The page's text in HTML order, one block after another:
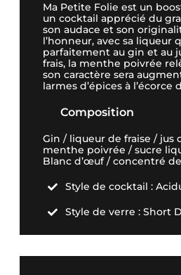
Ma Petite Folie est un
un cocktail apprécié du
son audace et son
l’honneur, avec sa liqueur
parfaitement au gin et au
frais, la menthe poivrée
son caractère sera
larmes d’épices à l’écorce
Composition
Gin / liqueur de fraise / jus
menthe poivrée / sucre
Blanc d’œuf / concentré
 Style de cocktail :
 Style de verre : Short